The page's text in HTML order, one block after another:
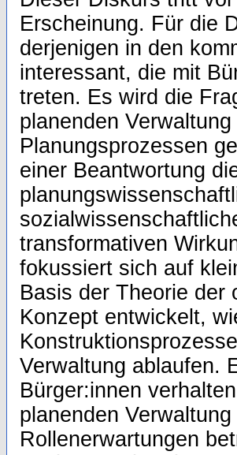
Erscheinung. Für die
derjenigen in den
interessant, die mit
treten. Es wird die
planenden
Planungsprozessen
einer Beantwortung
transformativen
fokussiert sich auf
Basis der Theorie der
Konzept entwickelt,
Verwaltung ablaufen.
Bürger:innen
planenden
Rollenerwartungen